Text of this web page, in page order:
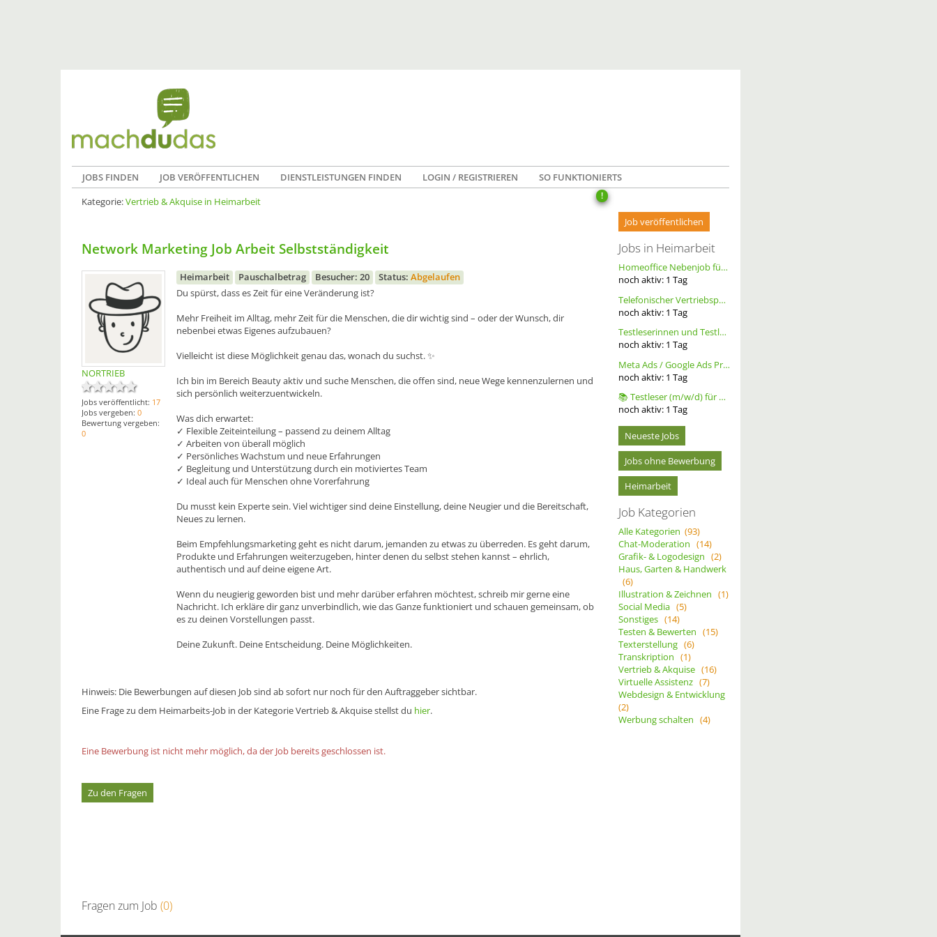
JOBS FINDEN JOB VERÖFFENTLICHEN DIENSTLEISTUNGEN FINDEN LOGIN / REGISTRIEREN SO FUNKTIONIERTS
!
Kategorie:Vertrieb & Akquise in Heimarbeit
Network Marketing Job Arbeit Selbstständigkeit
NORTRIEB
Jobs veröffentlicht: 17
Jobs vergeben: 0
Bewertung vergeben:
0
Heimarbeit Pauschalbetrag Besucher: 20 Status: Abgelaufen
Du spürst, dass es Zeit für eine Veränderung ist?
Mehr Freiheit im Alltag, mehr Zeit für die Menschen, die dir wichtig sind – oder der Wunsch, dir
nebenbei etwas Eigenes aufzubauen?
Vielleicht ist diese Möglichkeit genau das, wonach du suchst. ✨
Ich bin im Bereich Beauty aktiv und suche Menschen, die offen sind, neue Wege kennenzulernen und
sich persönlich weiterzuentwickeln.
Was dich erwartet:
✓ Flexible Zeiteinteilung – passend zu deinem Alltag
✓ Arbeiten von überall möglich
✓ Persönliches Wachstum und neue Erfahrungen
✓ Begleitung und Unterstützung durch ein motiviertes Team
✓ Ideal auch für Menschen ohne Vorerfahrung
Du musst kein Experte sein. Viel wichtiger sind deine Einstellung, deine Neugier und die Bereitschaft,
Neues zu lernen.
Beim Empfehlungsmarketing geht es nicht darum, jemanden zu etwas zu überreden. Es geht darum,
Produkte und Erfahrungen weiterzugeben, hinter denen du selbst stehen kannst – ehrlich,
authentisch und auf deine eigene Art.
Wenn du neugierig geworden bist und mehr darüber erfahren möchtest, schreib mir gerne eine
Nachricht. Ich erkläre dir ganz unverbindlich, wie das Ganze funktioniert und schauen gemeinsam, ob
es zu deinen Vorstellungen passt.
Deine Zukunft. Deine Entscheidung. Deine Möglichkeiten.
Hinweis: Die Bewerbungen auf diesen Job sind ab sofort nur noch für den Auftraggeber sichtbar.
Eine Frage zu dem Heimarbeits-Job in der Kategorie Vertrieb & Akquise stellst du hier.
Eine Bewerbung ist nicht mehr möglich, da der Job bereits geschlossen ist.
Zu den Fragen
Fragen zum Job (0)
Job veröffentlichen
Jobs in Heimarbeit
Homeoffice Nebenjob für Datenerfassung & Terminmanagement – 100 % Remote als Freelancer m/w/d
noch aktiv: 1 Tag
Telefonischer Vertriebspartner
noch aktiv: 1 Tag
Testleserinnen und Testleser für neues Buch gesucht
noch aktiv: 1 Tag
Meta Ads / Google Ads Profi (m/w/d)
noch aktiv: 1 Tag
📚 Testleser (m/w/d) für Bücher gesucht – langfristige Zusammenarbeit
noch aktiv: 1 Tag
Neueste Jobs
Jobs ohne Bewerbung
Heimarbeit
Job Kategorien
Alle Kategorien (93)
Chat-Moderation (14)
Grafik- & Logodesign (2)
Haus, Garten & Handwerk
(6)
Illustration & Zeichnen (1)
Social Media (5)
Sonstiges (14)
Testen & Bewerten (15)
Texterstellung (6)
Transkription (1)
Vertrieb & Akquise (16)
Virtuelle Assistenz (7)
Webdesign & Entwicklung
(2)
Werbung schalten (4)